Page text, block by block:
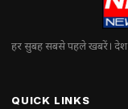
हर सुबह सबसे पहले खबरें। देश-
QUICK LINKS